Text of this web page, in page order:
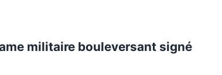
militaire bouleversant signé